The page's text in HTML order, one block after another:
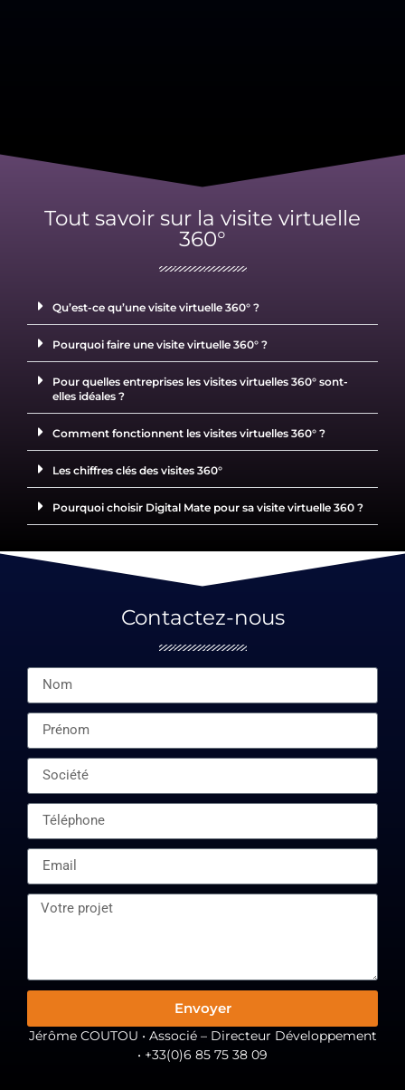
Tout savoir sur la visite virtuelle
360°
Qu’est-ce qu’une visite virtuelle 360° ?
Pourquoi faire une visite virtuelle 360° ?
Pour quelles entreprises les visites virtuelles 360° sont-
elles idéales ?
Comment fonctionnent les visites virtuelles 360° ?
Les chiffres clés des visites 360°
Pourquoi choisir Digital Mate pour sa visite virtuelle 360 ?
Contactez-nous
Envoyer
Jérôme COUTOU • Associé – Directeur Développement
• +33(0)6 85 75 38 09